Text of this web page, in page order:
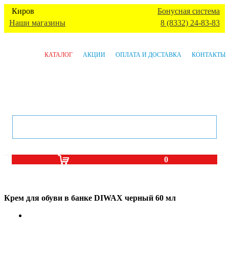
Киров
Наши магазины
Бонусная система
8 (8332) 24-83-83
КАТАЛОГ АКЦИИ ОПЛАТА И ДОСТАВКА КОНТАКТЫ
0
Крем для обуви в банке DIWAX черный 60 мл